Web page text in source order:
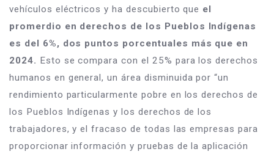
vehículos eléctricos y ha descubierto que el
promerdio en derechos de los Pueblos Indígenas
es del 6%, dos puntos porcentuales más que en
2024. Esto se compara con el 25% para los derechos
humanos en general, un área disminuida por “un
rendimiento particularmente pobre en los derechos de
los Pueblos Indígenas y los derechos de los
trabajadores, y el fracaso de todas las empresas para
proporcionar información y pruebas de la aplicación